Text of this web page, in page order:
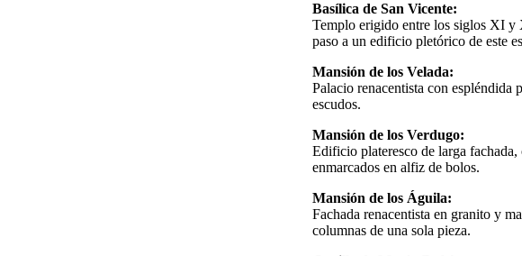
Basílica de San Vicente:
Templo erigido entre los siglos XI y
paso a un edificio pletórico de este
Mansión de los Velada:
Palacio renacentista con espléndida
escudos.
Mansión de los Verdugo:
Edificio plateresco de larga fachada,
enmarcados en alfiz de bolos.
Mansión de los Águila:
Fachada renacentista en granito y
columnas de una sola pieza.